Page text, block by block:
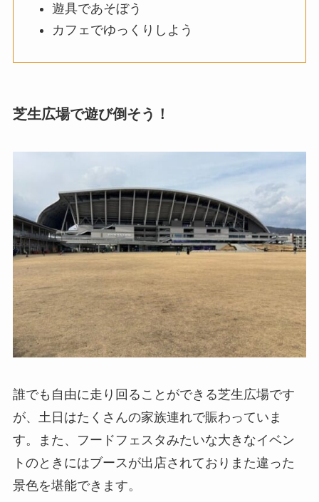
遊具であそぼう
カフェでゆっくりしよう
芝生広場で遊び倒そう！
誰でも自由に走り回ることができる芝生広場です
が、土日はたくさんの家族連れで賑わっていま
す。また、フードフェスタみたいな大きなイベン
トのときにはブースが出店されておりまた違った
景色を堪能できます。